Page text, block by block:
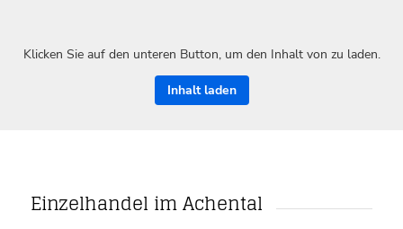
Klicken Sie auf den unteren Button, um den Inhalt von zu laden.
Inhalt laden
Einzelhandel im Achental